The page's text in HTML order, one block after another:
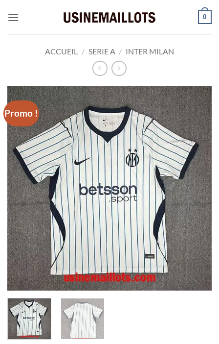
0
ACCUEIL / SERIE A / INTER MILAN
Promo !